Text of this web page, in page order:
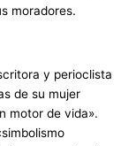
moradores.
y perioclista
de su mujer
motor de vida».